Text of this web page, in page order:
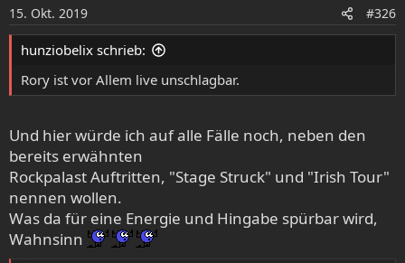
n
e
n
15. Okt. 2019 #326
hunziobelix schrieb:
Rory ist vor Allem live unschlagbar.
Und hier würde ich auf alle Fälle noch, neben den
bereits erwähnten
Rockpalast Auftritten, "Stage Struck" und "Irish Tour"
nennen wollen.
Was da für eine Energie und Hingabe spürbar wird,
Wahnsinn